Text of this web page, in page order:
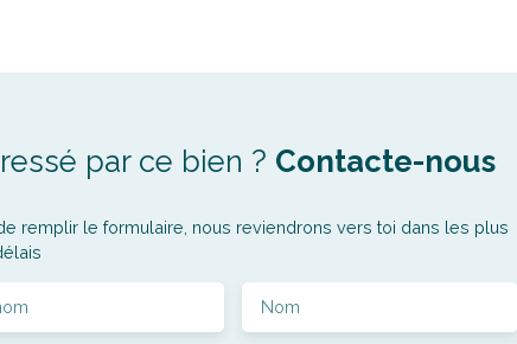
par ce bien ? Contacte-nous
remplir le formulaire, nous reviendrons vers toi dans les plus
Nom